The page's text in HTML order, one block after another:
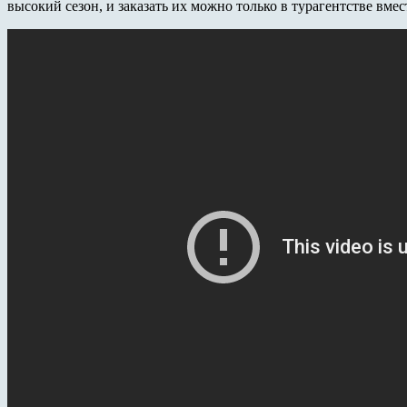
высокий сезон, и заказать их можно только в турагентстве